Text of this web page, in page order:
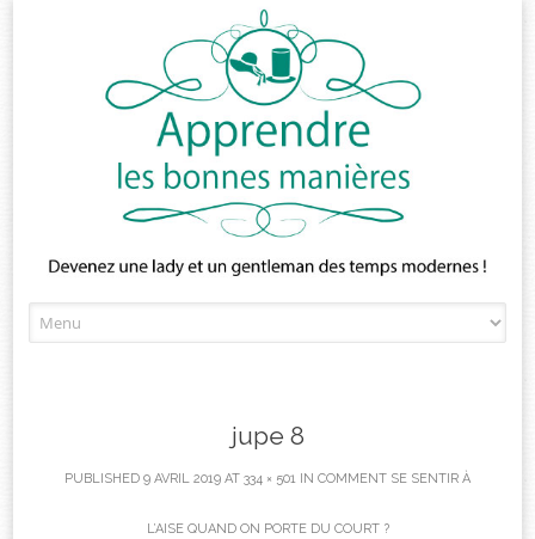
to
jupe 8
PUBLISHED 9 AVRIL 2019 AT 334 × 501 IN COMMENT SE SENTIR À
L’AISE QUAND ON PORTE DU COURT ?